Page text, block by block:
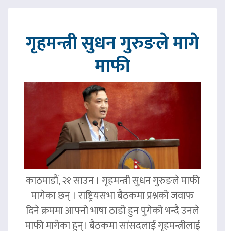
गृहमन्त्री सुधन गुरुङले मागे
माफी
काठमाडौं, २१ साउन । गृहमन्त्री सुधन गुरुङले माफी
मागेका छन् । राष्ट्रियसभा बैठकमा प्रश्नको जवाफ
दिने क्रममा आफ्नो भाषा ठाडो हुन पुगेको भन्दै उनले
माफी मागेका हुन्। बैठकमा सांसदलाई गृहमन्त्रीलाई